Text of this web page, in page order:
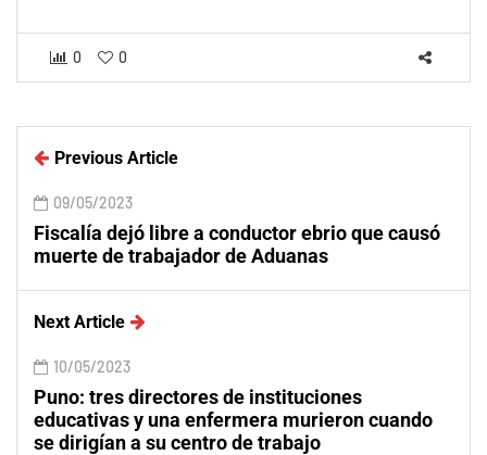
0 0
Previous Article
09/05/2023
Fiscalía dejó libre a conductor ebrio que causó
muerte de trabajador de Aduanas
Next Article
10/05/2023
Puno: tres directores de instituciones
educativas y una enfermera murieron cuando
se dirigían a su centro de trabajo